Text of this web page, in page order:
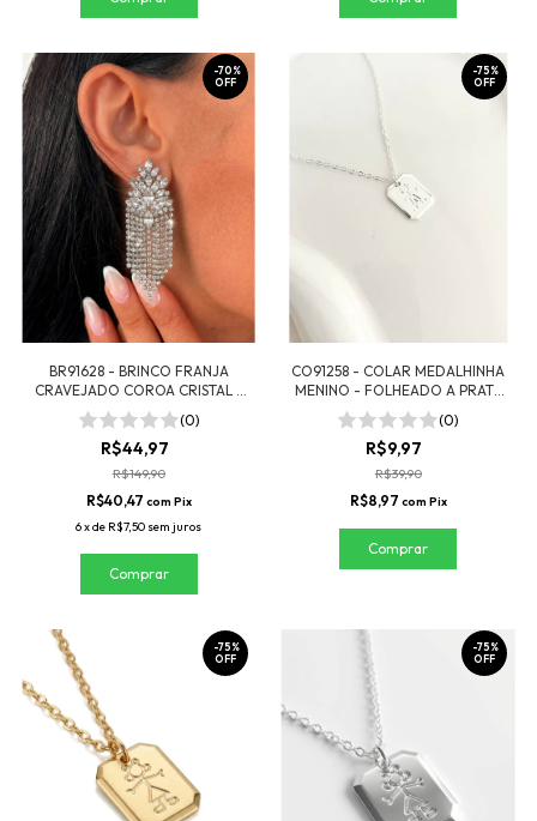
BR91628 - BRINCO FRANJA
CRAVEJADO COROA CRISTAL -
FOLHEADO A RÓDIO
(0)
R$44,97
-70%
OFF
R$149,90
R$40,47 com Pix
6xde R$7,50 sem juros
CO91258 - COLAR MEDALHINHA
MENINO - FOLHEADO A PRATA
925
(0)
R$9,97
-75%
OFF
R$39,90
R$8,97 com Pix
-75%
OFF
-75%
OFF